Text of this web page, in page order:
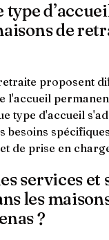
type
de
proposent
l'accueil
type d'accueil
besoins
de prise en
services et
les
?